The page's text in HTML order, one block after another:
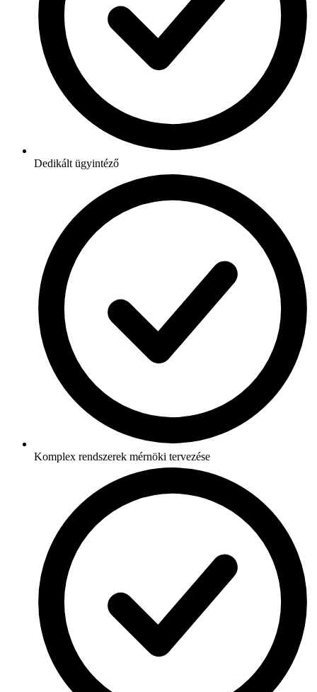
Dedikált ügyintéző
Komplex rendszerek mérnöki tervezése